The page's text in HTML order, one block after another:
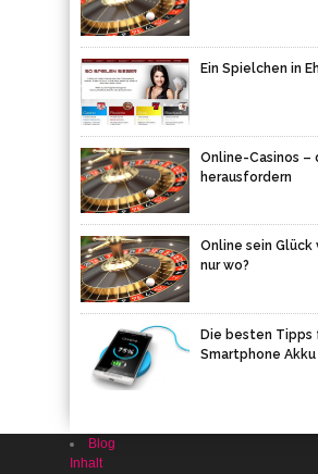
Ein Spielchen in
Online-Casinos –
herausfordern
Online sein Glück
nur wo?
Die besten Tipps
Smartphone Akku
Blog
Inhalt